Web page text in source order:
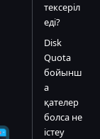
тексеріл
еді?
Disk
Quota
бойынш
а
қателер
болса не
істеу